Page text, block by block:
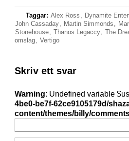
Taggar: Alex Ross , Dynamite
John Cassaday, Martin Simmonds ,
Stonehouse, Thanos Legaccy, The
omslag, Vertigo
Skriv ett svar
Warning: Undefined variable
4be0-be7f-62ce9105179d/
content/themes/billy/